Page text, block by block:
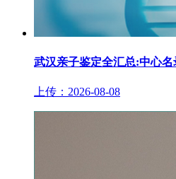
武汉亲子鉴定全汇总:中心名
上传：2026-08-08